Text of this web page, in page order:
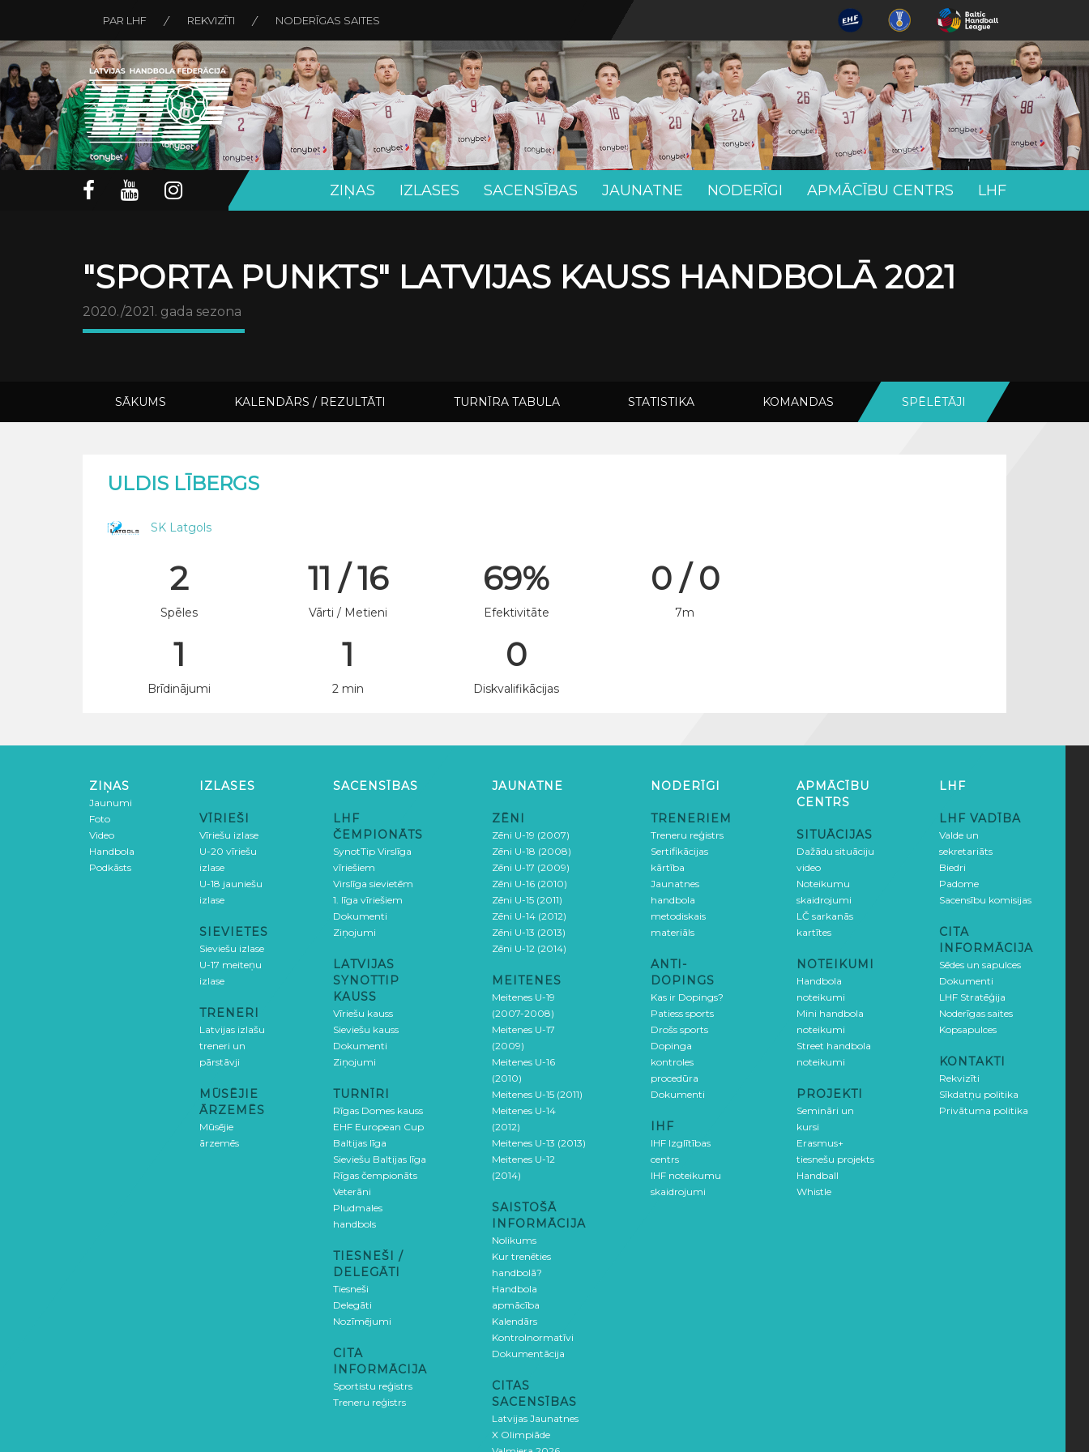
PAR LHF REKVIZĪTI NODERĪGAS SAITES
ZIŅAS IZLASES SACENSĪBAS JAUNATNE NODERĪGI APMĀCĪBU CENTRS LHF
"SPORTA PUNKTS" LATVIJAS KAUSS HANDBOLĀ 2021
2020./2021. gada sezona
SĀKUMS KALENDĀRS / REZULTĀTI TURNĪRA TABULA STATISTIKA KOMANDAS SPĒLĒTĀJI
ULDIS LĪBERGS
SK Latgols
2
Spēles
11 / 16
Vārti / Metieni
69%
Efektivitāte
0 / 0
7m
1
Brīdinājumi
1
2 min
0
Diskvalifikācijas
ZIŅAS
Jaunumi
Foto
Video
Handbola
Podkāsts
IZLASES
VĪRIEŠI
Vīriešu izlase
U-20 vīriešu
izlase
U-18 jauniešu
izlase
SIEVIETES
Sieviešu izlase
U-17 meiteņu
izlase
TRENERI
Latvijas izlašu
treneri un
pārstāvji
MŪSĒJIE
ĀRZEMĒS
Mūsējie
ārzemēs
SACENSĪBAS
LHF
ČEMPIONĀTS
SynotTip Virslīga
vīriešiem
Virslīga sievietēm
1. līga vīriešiem
Dokumenti
Ziņojumi
LATVIJAS
SYNOTTIP
KAUSS
Vīriešu kauss
Sieviešu kauss
Dokumenti
Ziņojumi
TURNĪRI
Rīgas Domes kauss
EHF European Cup
Baltijas līga
Sieviešu Baltijas līga
Rīgas čempionāts
Veterāni
Pludmales
handbols
TIESNEŠI /
DELEGĀTI
Tiesneši
Delegāti
Nozīmējumi
CITA
INFORMĀCIJA
Sportistu reģistrs
Treneru reģistrs
JAUNATNE
ZĒNI
Zēni U-19 (2007)
Zēni U-18 (2008)
Zēni U-17 (2009)
Zēni U-16 (2010)
Zēni U-15 (2011)
Zēni U-14 (2012)
Zēni U-13 (2013)
Zēni U-12 (2014)
MEITENES
Meitenes U-19
(2007-2008)
Meitenes U-17
(2009)
Meitenes U-16
(2010)
Meitenes U-15 (2011)
Meitenes U-14
(2012)
Meitenes U-13 (2013)
Meitenes U-12
(2014)
SAISTOŠĀ
INFORMĀCIJA
Nolikums
Kur trenēties
handbolā?
Handbola
apmācība
Kalendārs
Kontrolnormatīvi
Dokumentācija
CITAS
SACENSĪBAS
Latvijas Jaunatnes
X Olimpiāde
NODERĪGI
TRENERIEM
Treneru reģistrs
Sertifikācijas
kārtība
Jaunatnes
handbola
metodiskais
materiāls
ANTI-
DOPINGS
Kas ir Dopings?
Patiess sports
Drošs sports
Dopinga
kontroles
procedūra
Dokumenti
IHF
IHF Izglītības
centrs
IHF noteikumu
skaidrojumi
APMĀCĪBU
CENTRS
SITUĀCIJAS
Dažādu situāciju
video
Noteikumu
skaidrojumi
LČ sarkanās
kartītes
NOTEIKUMI
Handbola
noteikumi
Mini handbola
noteikumi
Street handbola
noteikumi
PROJEKTI
Semināri un
kursi
Erasmus+
tiesnešu projekts
Handball
Whistle
LHF
LHF VADĪBA
Valde un
sekretariāts
Biedri
Padome
Sacensību komisijas
CITA
INFORMĀCIJA
Sēdes un sapulces
Dokumenti
LHF Stratēģija
Noderīgas saites
Kopsapulces
KONTAKTI
Rekvizīti
Sīkdatņu politika
Privātuma politika